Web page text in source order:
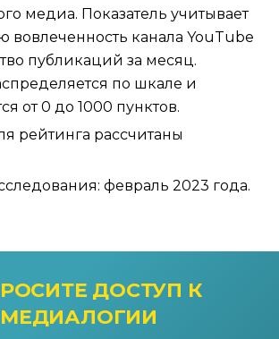
медиа. Показатель учитывает
вовлеченность канала YouTube
публикаций за месяц.
по шкале и
от 0 до 1000 пунктов.
рейтинга рассчитаны
февраль 2023 года.
ДОСТУП К
МЕДИАЛОГИИ